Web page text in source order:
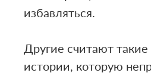
избавляться.
Другие считают
истории, которую